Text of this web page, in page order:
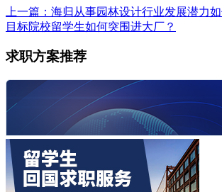
上一篇：海归从事园林设计行业发展潜力如
目标院校留学生如何突围进大厂？
求职方案推荐